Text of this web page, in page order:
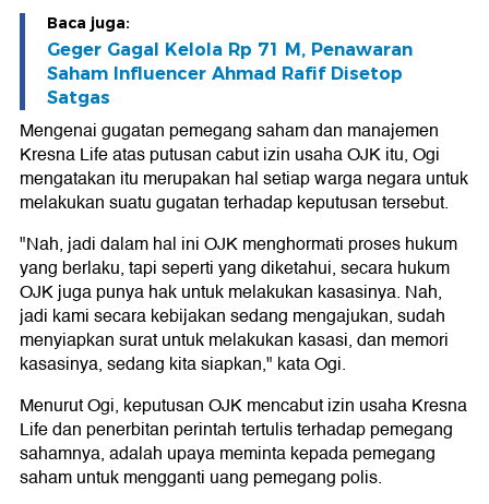
Baca juga:
Geger Gagal Kelola Rp 71 M, Penawaran
Saham Influencer Ahmad Rafif Disetop
Satgas
Mengenai gugatan pemegang saham dan manajemen
Kresna Life atas putusan cabut izin usaha OJK itu, Ogi
mengatakan itu merupakan hal setiap warga negara untuk
melakukan suatu gugatan terhadap keputusan tersebut.
"Nah, jadi dalam hal ini OJK menghormati proses hukum
yang berlaku, tapi seperti yang diketahui, secara hukum
OJK juga punya hak untuk melakukan kasasinya. Nah,
jadi kami secara kebijakan sedang mengajukan, sudah
menyiapkan surat untuk melakukan kasasi, dan memori
kasasinya, sedang kita siapkan," kata Ogi.
Menurut Ogi, keputusan OJK mencabut izin usaha Kresna
Life dan penerbitan perintah tertulis terhadap pemegang
sahamnya, adalah upaya meminta kepada pemegang
saham untuk mengganti uang pemegang polis.